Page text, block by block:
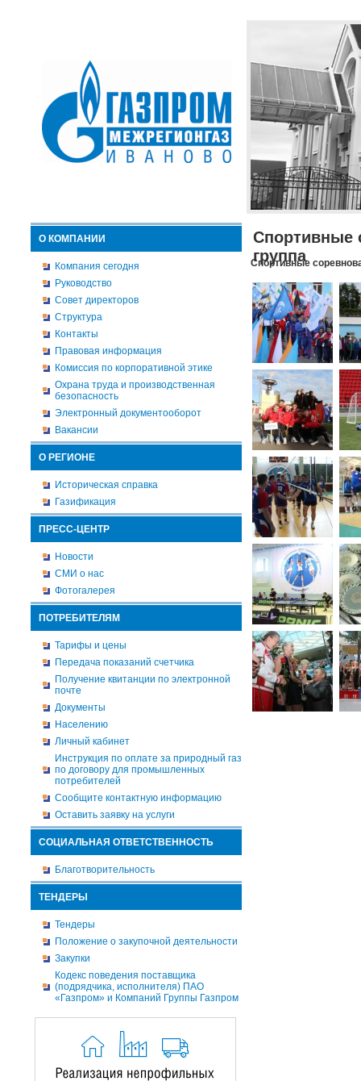
О КОМПАНИИ
Компания сегодня
Руководство
Совет директоров
Структура
Контакты
Правовая информация
Комиссия по корпоративной этике
Охрана труда и производственная
безопасность
Электронный документооборот
Вакансии
О РЕГИОНЕ
Историческая справка
Газификация
ПРЕСС-ЦЕНТР
Новости
СМИ о нас
Фотогалерея
ПОТРЕБИТЕЛЯМ
Тарифы и цены
Передача показаний счетчика
Получение квитанции по электронной
почте
Документы
Населению
Личный кабинет
Инструкция по оплате за природный газ
по договору для промышленных
потребителей
Сообщите контактную информацию
Оставить заявку на услуги
СОЦИАЛЬНАЯ ОТВЕТСТВЕННОСТЬ
Благотворительность
ТЕНДЕРЫ
Тендеры
Положение о закупочной деятельности
Закупки
Кодекс поведения поставщика
(подрядчика, исполнителя) ПАО
«Газпром» и Компаний Группы Газпром
Спортивные
группа
Спортивные